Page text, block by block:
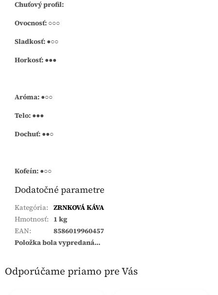
Chuťový profil:
Ovocnosť: ○○○
Sladkosť: ●○○
Horkosť: ●●●
Aróma: ●○○
Telo: ●●●
Dochuť: ●●○
Kofeín: ●○○
Dodatočné parametre
Kategória: ZRNKOVÁ KÁVA
Hmotnosť: 1 kg
EAN:
8586019960457
Položka bola vypredaná…
Odporúčame priamo pre Vás